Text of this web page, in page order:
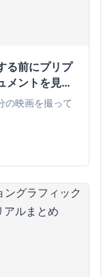
る前にプリプ
メントを見て
の映画を撮って